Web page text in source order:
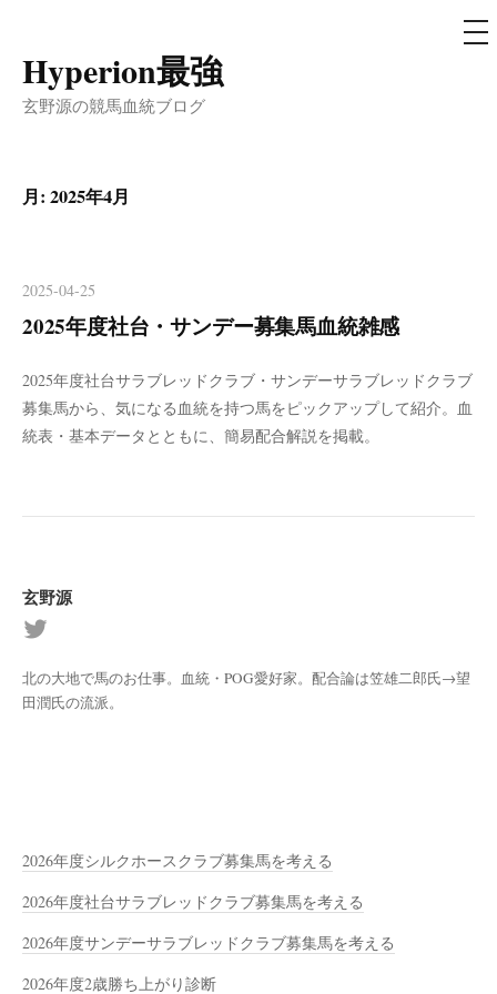
コ
ン
ツ
ッ
プ
Hyperion最強
玄野源の競馬血統ブログ
メ
ニ
月: 2025年4月
2025-04-25
2025年度社台・サンデー募集馬血統雑感
2025年度社台サラブレッドクラブ・サンデーサラブレッドクラブ
募集馬から、気になる血統を持つ馬をピックアップして紹介。血
統表・基本データとともに、簡易配合解説を掲載。
玄野源
北の大地で馬のお仕事。血統・POG愛好家。配合論は笠雄二郎氏→望
田潤氏の流派。
2026年度シルクホースクラブ募集馬を考える
2026年度社台サラブレッドクラブ募集馬を考える
2026年度サンデーサラブレッドクラブ募集馬を考える
2026年度2歳勝ち上がり診断